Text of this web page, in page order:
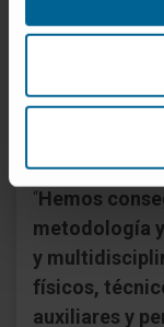
estabilidad y
actividad
finalizado
tratado 24
“Hemos
metodología
y
físicos,
auxiliares y